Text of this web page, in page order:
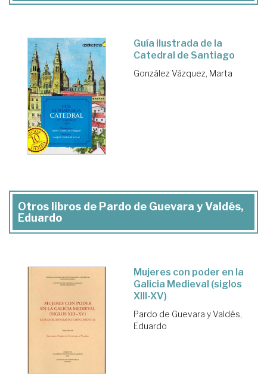
Guía ilustrada de la
Catedral de Santiago
González Vázquez, Marta
Otros libros de Pardo de Guevara y Valdés,
Eduardo
Mujeres con poder en la
Galicia Medieval (siglos
XIII-XV)
Pardo de Guevara y Valdés,
Eduardo